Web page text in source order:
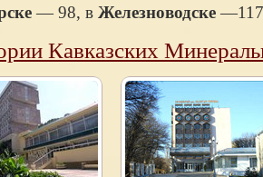
— 98, в Железноводске
Кавказских